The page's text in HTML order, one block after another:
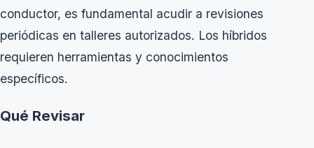
conductor, es fundamental acudir a revisiones
periódicas en talleres autorizados. Los híbridos
requieren herramientas y conocimientos
específicos.
Qué Revisar